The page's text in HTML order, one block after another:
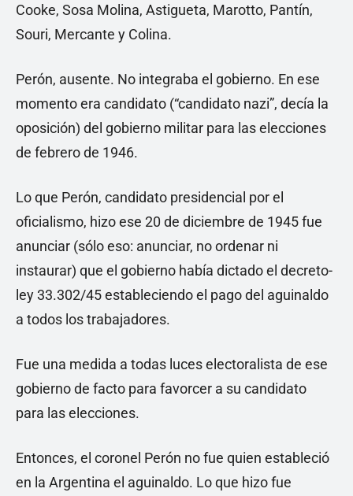
Cooke, Sosa Molina, Astigueta, Marotto, Pantín,
Souri, Mercante y Colina.
Perón, ausente. No integraba el gobierno. En ese
momento era candidato (“candidato nazi”, decía la
oposición) del gobierno militar para las elecciones
de febrero de 1946.
Lo que Perón, candidato presidencial por el
oficialismo, hizo ese 20 de diciembre de 1945 fue
anunciar (sólo eso: anunciar, no ordenar ni
instaurar) que el gobierno había dictado el decreto-
ley 33.302/45 estableciendo el pago del aguinaldo
a todos los trabajadores.
Fue una medida a todas luces electoralista de ese
gobierno de facto para favorcer a su candidato
para las elecciones.
Entonces, el coronel Perón no fue quien estableció
en la Argentina el aguinaldo. Lo que hizo fue